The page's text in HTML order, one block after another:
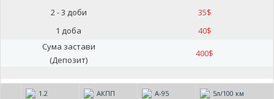
2 - 3 доби
35$
1 доба
40$
Сума застави
(Депозит)
400$
1.2 АКПП А-95 5л/100 км